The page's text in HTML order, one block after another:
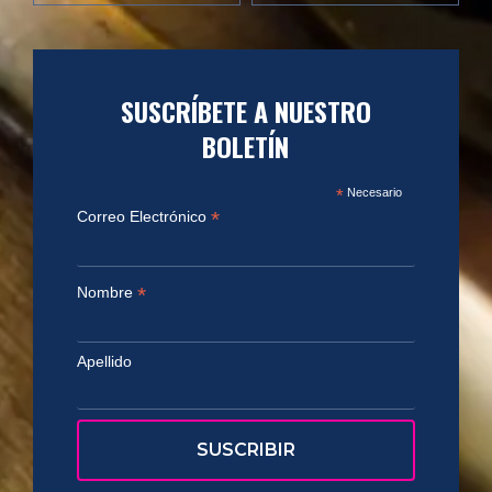
SUSCRÍBETE A NUESTRO
BOLETÍN
*Necesario
Correo Electrónico *
Nombre *
Apellido